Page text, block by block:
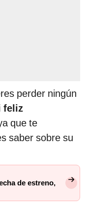
perder ningún
feliz
que te
saber sobre su
de estreno,